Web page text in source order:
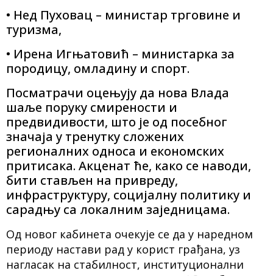
• Нед Пуховац – министар трговине и
туризма,
• Ирена Игњатовић – министарка за
породицу, омладину и спорт.
Посматрачи оцењују да нова Влада
шаље поруку смирености и
предвидивости, што је од посебног
значаја у тренутку сложених
регионалних односа и економских
притисака. Акценат ће, како се наводи,
бити стављен на привреду,
инфраструктуру, социјалну политику и
сарадњу са локалним заједницама.
Од новог кабинета очекује се да у наредном
периоду настави рад у корист грађана, уз
нагласак на стабилност, институционални